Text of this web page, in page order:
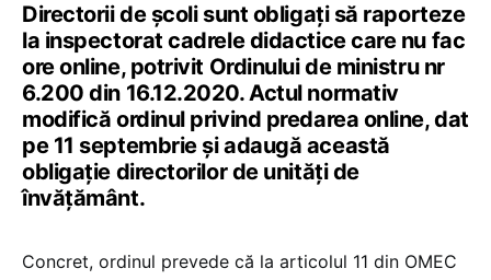
Directorii de școli sunt obligați să raporteze
la inspectorat cadrele didactice care nu fac
ore online, potrivit Ordinului de ministru nr
6.200 din 16.12.2020. Actul normativ
modifică ordinul privind predarea online, dat
pe 11 septembrie și adaugă această
obligație directorilor de unități de
învățământ.
Concret, ordinul prevede că la articolul 11 din OMEC